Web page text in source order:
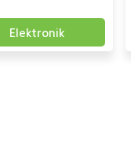
Elektronik